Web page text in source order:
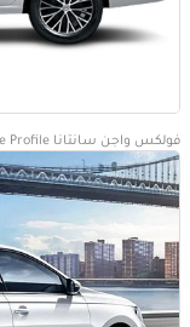
فولكس واجن سانتانا exterior - Side Profile